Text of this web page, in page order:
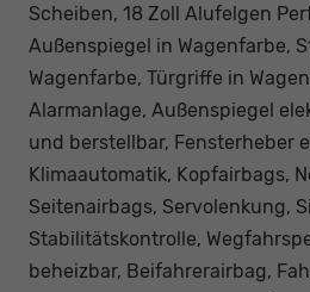
Scheiben, 18 Zoll Alufelgen
Außenspiegel in Wagenfarbe,
Wagenfarbe, Türgriffe in
Alarmanlage, Außenspiegel
und berstellbar, Fensterheber
Klimaautomatik, Kopfairbags,
Seitenairbags, Servolenkung,
Stabilitätskontrolle,
beheizbar, Beifahrerairbag,